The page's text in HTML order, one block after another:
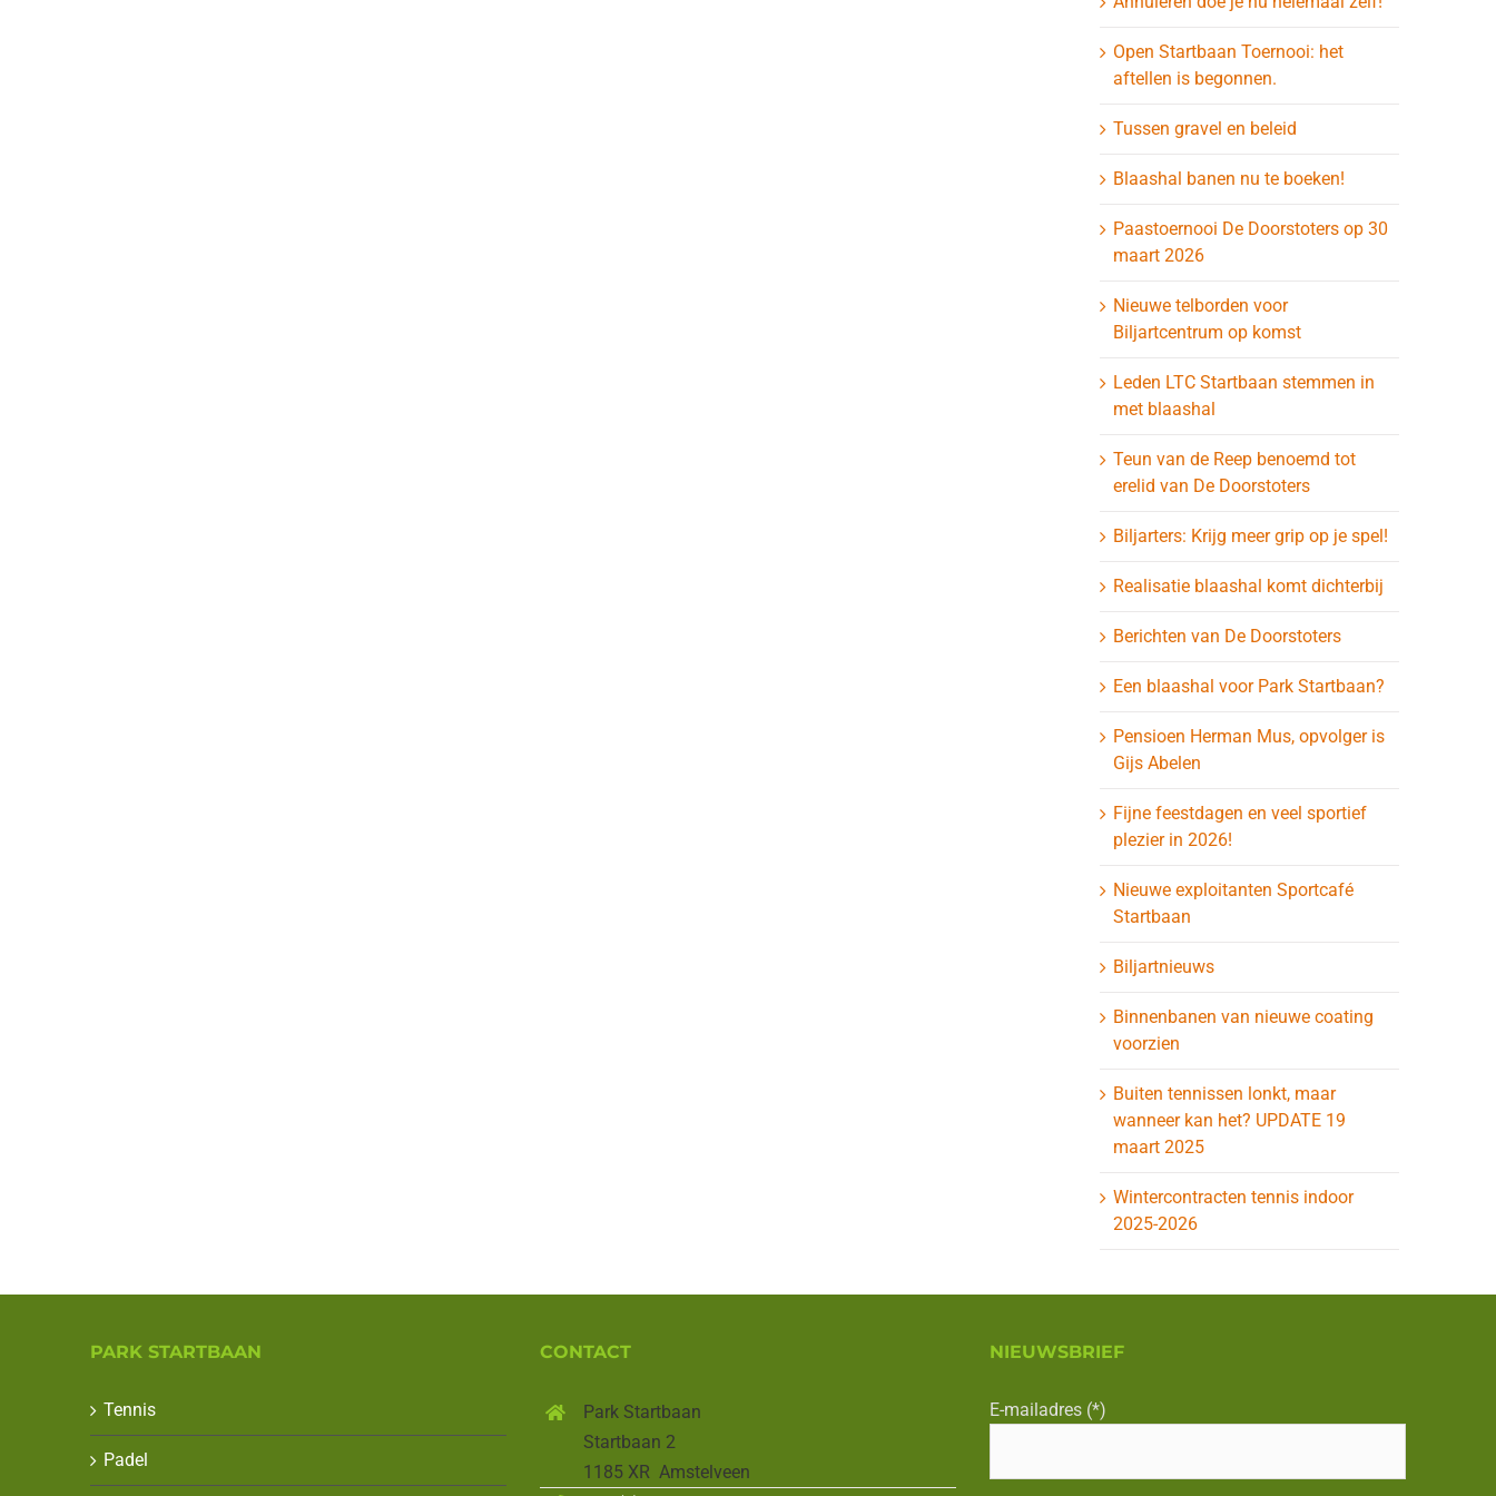
Open Startbaan Toernooi: het
aftellen is begonnen.
Tussen gravel en beleid
Blaashal banen nu te boeken!
Paastoernooi De Doorstoters op 30
maart 2026
Nieuwe telborden voor
Biljartcentrum op komst
Leden LTC Startbaan stemmen in
met blaashal
Teun van de Reep benoemd tot
erelid van De Doorstoters
Biljarters: Krijg meer grip op je spel!
Realisatie blaashal komt dichterbij
Berichten van De Doorstoters
Een blaashal voor Park Startbaan?
Pensioen Herman Mus, opvolger is
Gijs Abelen
Fijne feestdagen en veel sportief
plezier in 2026!
Nieuwe exploitanten Sportcafé
Startbaan
Biljartnieuws
Binnenbanen van nieuwe coating
voorzien
Buiten tennissen lonkt, maar
wanneer kan het? UPDATE 19
maart 2025
Wintercontracten tennis indoor
2025-2026
PARK STARTBAAN
Tennis
Padel
CONTACT
Park Startbaan
Startbaan 2
1185 XR Amstelveen
NIEUWSBRIEF
E-mailadres (*)